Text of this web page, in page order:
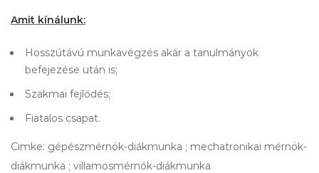
Amit kínálunk:
Hosszútávú munkavégzés akár a tanulmányok
befejezése után is;
Szakmai fejlődés;
Fiatalos csapat.
Cimke: gépészmérnök-diákmunka ; mechatronikai mérnök-
diákmunka ; villamosmérnök-diákmunka